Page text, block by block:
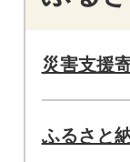
災害支援
ふるさと